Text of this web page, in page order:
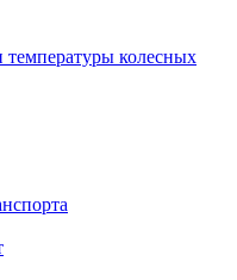
температуры колесных